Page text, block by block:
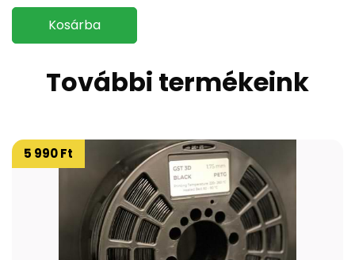
Kosárba
További termékeink
5 990 Ft